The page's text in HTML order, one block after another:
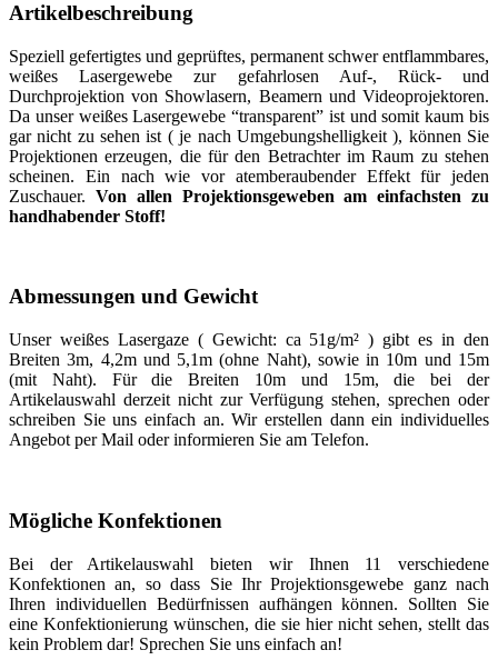
Artikelbeschreibung
Speziell gefertigtes und geprüftes, permanent schwer entflammbares,
weißes Lasergewebe zur gefahrlosen Auf-, Rück- und
Durchprojektion von Showlasern, Beamern und Videoprojektoren.
Da unser weißes Lasergewebe “transparent” ist und somit kaum bis
gar nicht zu sehen ist ( je nach Umgebungshelligkeit ), können Sie
Projektionen erzeugen, die für den Betrachter im Raum zu stehen
scheinen. Ein nach wie vor atemberaubender Effekt für jeden
Zuschauer. Von allen Projektionsgeweben am einfachsten zu
handhabender Stoff!
Abmessungen und Gewicht
Unser weißes Lasergaze ( Gewicht: ca 51g/m² ) gibt es in den
Breiten 3m, 4,2m und 5,1m (ohne Naht), sowie in 10m und 15m
(mit Naht). Für die Breiten 10m und 15m, die bei der
Artikelauswahl derzeit nicht zur Verfügung stehen, sprechen oder
schreiben Sie uns einfach an. Wir erstellen dann ein individuelles
Angebot per Mail oder informieren Sie am Telefon.
Mögliche Konfektionen
Bei der Artikelauswahl bieten wir Ihnen 11 verschiedene
Konfektionen an, so dass Sie Ihr Projektionsgewebe ganz nach
Ihren individuellen Bedürfnissen aufhängen können. Sollten Sie
eine Konfektionierung wünschen, die sie hier nicht sehen, stellt das
kein Problem dar! Sprechen Sie uns einfach an!